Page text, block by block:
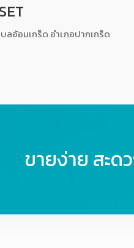
อ้อมเกร็ด อำเภอปากเกร็ด
ขายง่าย สะด